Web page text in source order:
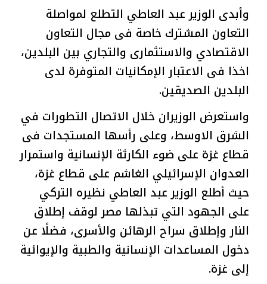
وأبدى الوزير عبد العاطي التطلع لمواصلة
التعاون المشترك خاصة فى مجال التعاون
الاقتصادي والاستثمارى والتجاري بين البلدين،
اخذا فى الاعتبار الإمكانيات المتوفرة لدى
البلدين الصديقين.
واستعرض الوزيران خلال الاتصال التطورات في
الشرق الاوسط، وعلى رأسها المستجدات فى
قطاع غزة على ضوء الكارثة الإنسانية واستمرار
العدوان الإسرائيلي الغاشم على قطاع غزة،
حيث أطلع الوزير عبد العاطي نظيره التركي
على الجهود التي تبذلها مصر لوقف إطلاق
النار وإطلاق سراح الرهائن والأسرى، فضلًا عن
دخول المساعدات الإنسانية والطبية والإيوائية
إلى غزة.